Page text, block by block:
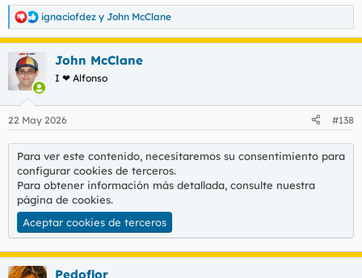
R
e
a
c
c
e
ignaciofdez y John McClane
John McClane
I ❤ Alfonso
22 May 2026 #138
Para ver este contenido, necesitaremos su consentimiento para
configurar cookies de terceros.
Para obtener información más detallada, consulte nuestra
página de cookies.
Aceptar cookies de terceros
Pedoflor